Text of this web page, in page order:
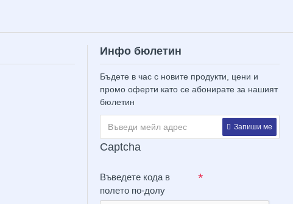
Инфо бюлетин
Бъдете в час с новите продукти, цени и
промо оферти като се абонирате за нашият
бюлетин
Запиши ме
Captcha
Въведете кода в
полето по-долу